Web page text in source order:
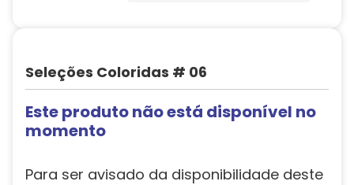
Seleções Coloridas # 06
Este produto não está disponível no
momento
Para ser avisado da disponibilidade deste